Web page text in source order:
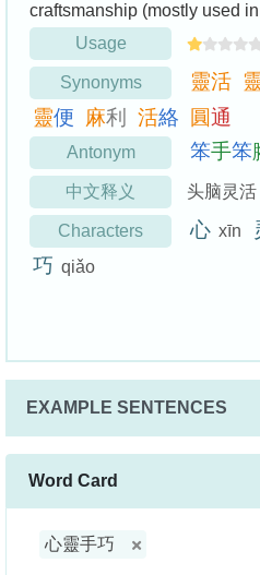
craftsmanship (mostly used
Usage
Synonyms 靈活
靈便 麻利 活絡 圓通
Antonym 笨手笨
中文释义 头脑灵活
Characters 心 xīn
巧 qiǎo
EXAMPLE SENTENCES
Word Card
心靈手巧